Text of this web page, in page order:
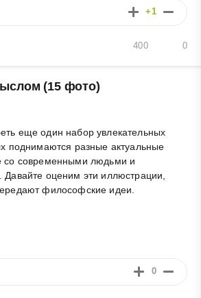
+1
0
400
(15 фото)
еще один набор увлекательных
поднимаются разные актуальные
со современными людьми и
оценим эти иллюстрации,
философские идеи.
0